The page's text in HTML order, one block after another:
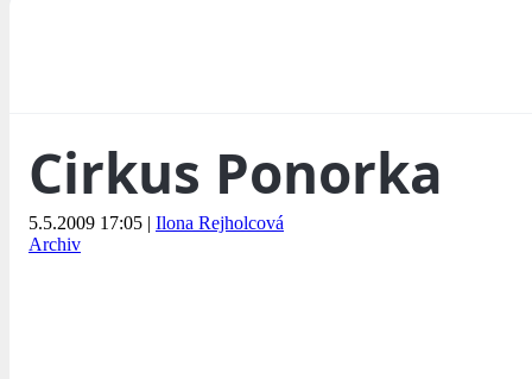
Cirkus Ponorka
5.5.2009 17:05 | Ilona Rejholcová
Archiv